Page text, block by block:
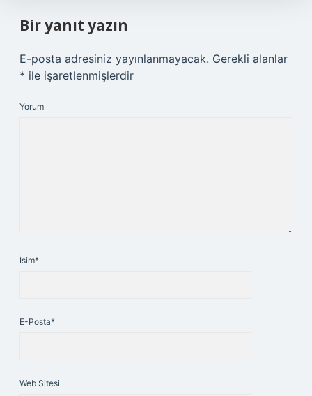
Bir yanıt yazın
E-posta adresiniz yayınlanmayacak. Gerekli alanlar
* ile işaretlenmişlerdir
Yorum
İsim*
E-Posta*
Web Sitesi